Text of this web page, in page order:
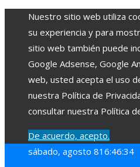
Nuestro sitio web utiliza
su experiencia y para
sitio web también puede
Google Adsense, Google
web, usted acepta el uso
nuestra Política de
consultar nuestra Política
De acuerdo, acepto.
sábado, agosto 816:46:36